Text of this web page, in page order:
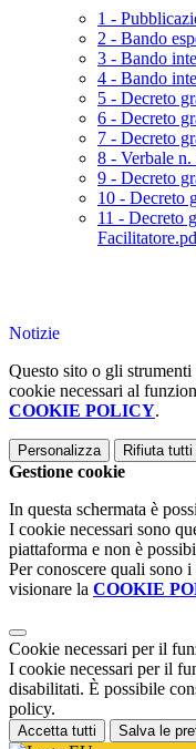
1 -
2 - Bando
3 - Bando
4 - Bando
5 - Decreto
6 - Decreto
7 - Decreto
8 - Verbale
9 - Decreto
10 - Decreto
11 - Decreto
Notizie
Questo sito o gli
cookie necessari al
COOKIE POLICY.
Personalizza Rifiuta tutti
Gestione cookie
In questa schermata è
I cookie necessari sono
piattaforma e non è
Per conoscere quali sono
visionare la COOKIE
Cookie necessari per il
I cookie necessari per il
disabilitati. È possibile
policy.
Accetta tutti Salva le